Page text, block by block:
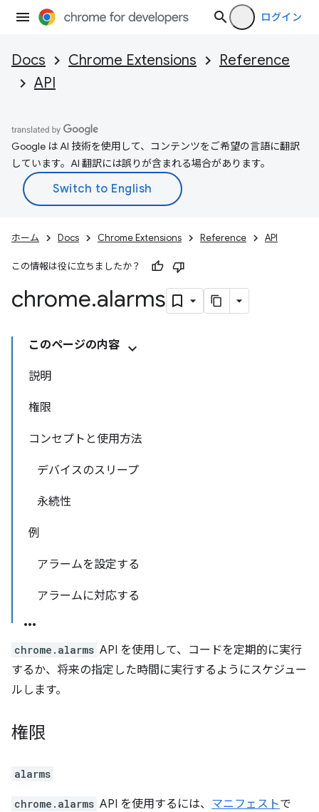
ログイン
Docs Chrome Extensions
Reference
API
Google は AI 技術を使用して、コンテンツをご希望の言語に翻訳
しています。AI 翻訳には誤りが含まれる場合があります。
ホーム Docs Chrome Extensions Reference API
この情報は役に立ちましたか？
chrome.alarms
このページの内容
説明
権限
コンセプトと使用方法
デバイスのスリープ
永続性
例
アラームを設定する
アラームに対応する
chrome.alarms API を使用して、コードを定期的に実行
するか、将来の指定した時間に実行するようにスケジュー
ルします。
権限
alarms
chrome.alarms API を使用するには、 マニフェストで